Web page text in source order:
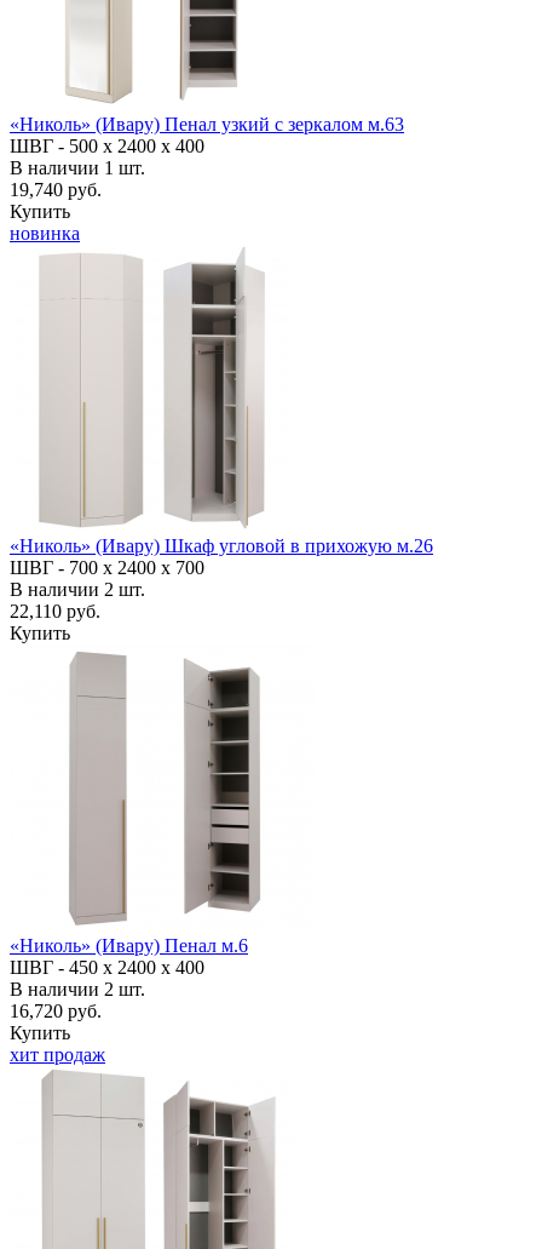
«Николь» (Ивару) Пенал узкий с зеркалом м.63
ШВГ - 500 х 2400 х 400
В наличии 1 шт.
19,740 руб.
Купить
новинка
«Николь» (Ивару) Шкаф угловой в прихожую м.26
ШВГ - 700 х 2400 х 700
В наличии 2 шт.
22,110 руб.
Купить
«Николь» (Ивару) Пенал м.6
ШВГ - 450 х 2400 х 400
В наличии 2 шт.
16,720 руб.
Купить
хит продаж